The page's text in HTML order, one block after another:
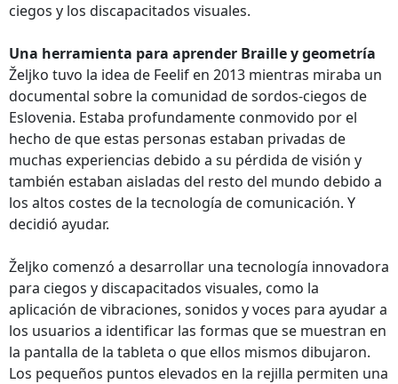
ciegos y los discapacitados visuales.
Una herramienta para aprender Braille y geometría
Željko tuvo la idea de Feelif en 2013 mientras miraba un
documental sobre la comunidad de sordos-ciegos de
Eslovenia. Estaba profundamente conmovido por el
hecho de que estas personas estaban privadas de
muchas experiencias debido a su pérdida de visión y
también estaban aisladas del resto del mundo debido a
los altos costes de la tecnología de comunicación. Y
decidió ayudar.
Željko comenzó a desarrollar una tecnología innovadora
para ciegos y discapacitados visuales, como la
aplicación de vibraciones, sonidos y voces para ayudar a
los usuarios a identificar las formas que se muestran en
la pantalla de la tableta o que ellos mismos dibujaron.
Los pequeños puntos elevados en la rejilla permiten una